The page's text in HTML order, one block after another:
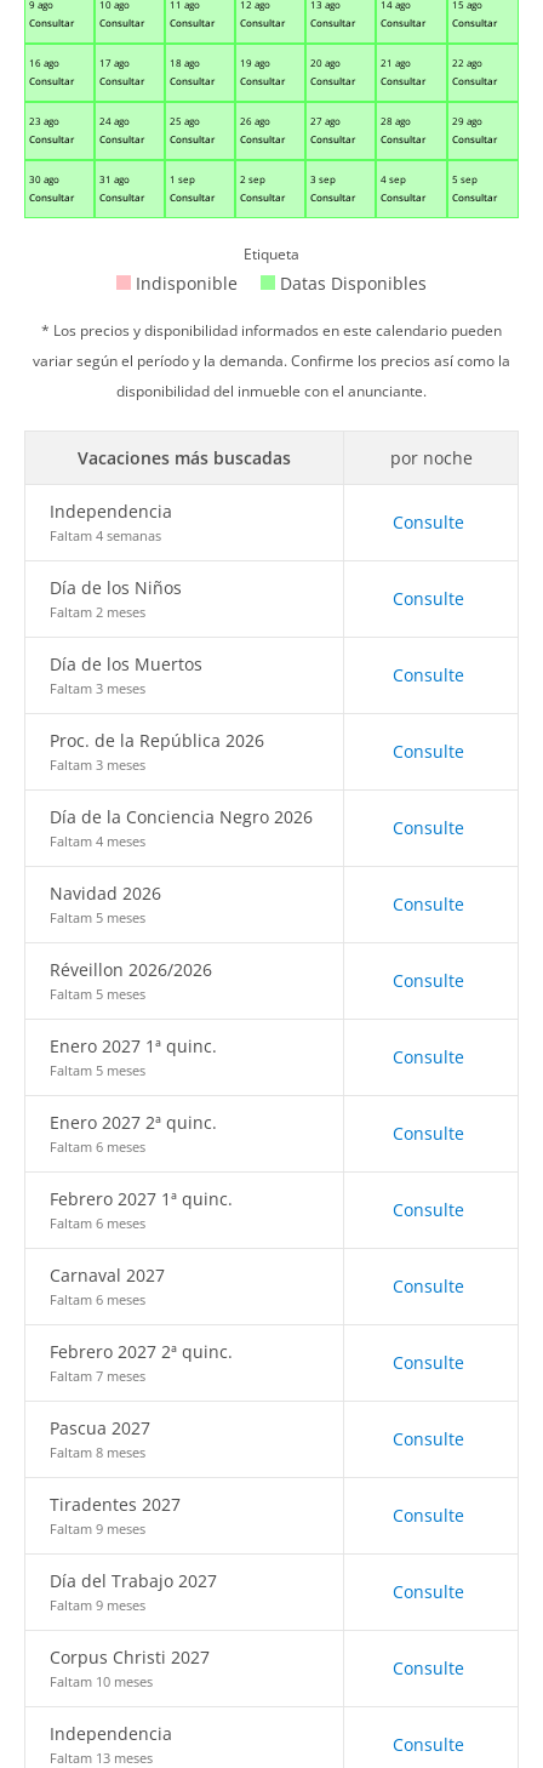
9 ago
Consultar
10 ago
Consultar
11 ago
Consultar
12 ago
Consultar
13 ago
Consultar
14 ago
Consultar
15 ago
Consultar
16 ago
Consultar
17 ago
Consultar
18 ago
Consultar
19 ago
Consultar
20 ago
Consultar
21 ago
Consultar
22 ago
Consultar
23 ago
Consultar
24 ago
Consultar
25 ago
Consultar
26 ago
Consultar
27 ago
Consultar
28 ago
Consultar
29 ago
Consultar
30 ago
Consultar
31 ago
Consultar
1 sep
Consultar
2 sep
Consultar
3 sep
Consultar
4 sep
Consultar
5 sep
Consultar
Etiqueta
Indisponible Datas Disponibles
* Los precios y disponibilidad informados en este calendario pueden
variar según el período y la demanda. Confirme los precios así como la
disponibilidad del inmueble con el anunciante.
Vacaciones más buscadas por noche
Independencia
Faltam 4 semanas
Consulte
Día de los Niños
Faltam 2 meses
Consulte
Día de los Muertos
Faltam 3 meses
Consulte
Proc. de la República 2026
Faltam 3 meses
Consulte
Día de la Conciencia Negro 2026
Faltam 4 meses
Consulte
Navidad 2026
Faltam 5 meses
Consulte
Réveillon 2026/2026
Faltam 5 meses
Consulte
Enero 2027 1ª quinc.
Faltam 5 meses
Consulte
Enero 2027 2ª quinc.
Faltam 6 meses
Consulte
Febrero 2027 1ª quinc.
Faltam 6 meses
Consulte
Carnaval 2027
Faltam 6 meses
Consulte
Febrero 2027 2ª quinc.
Faltam 7 meses
Consulte
Pascua 2027
Faltam 8 meses
Consulte
Tiradentes 2027
Faltam 9 meses
Consulte
Día del Trabajo 2027
Faltam 9 meses
Consulte
Corpus Christi 2027
Faltam 10 meses
Consulte
Independencia
Faltam 13 meses
Consulte